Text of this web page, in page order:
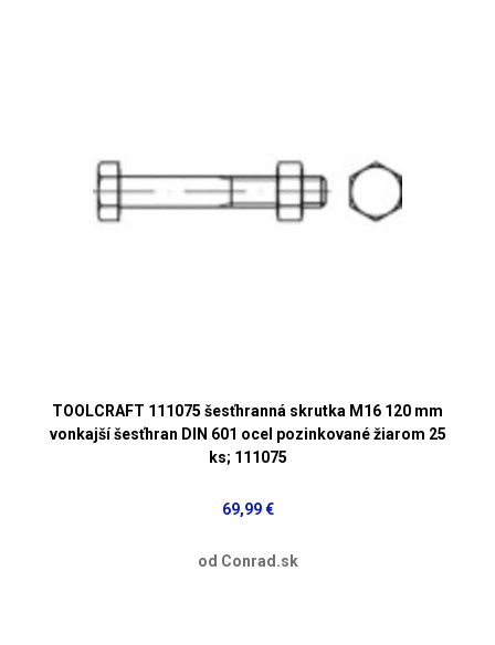
TOOLCRAFT 111075 šesťhranná skrutka M16 120 mm
vonkajší šesťhran DIN 601 ocel pozinkované žiarom 25
ks; 111075
69,99 €
od Conrad.sk